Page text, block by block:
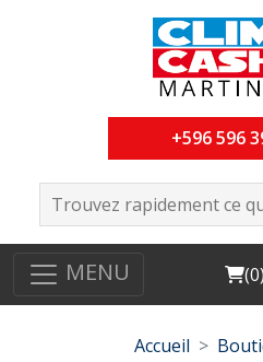
+596 596
MENU Cart
(0)
Accueil